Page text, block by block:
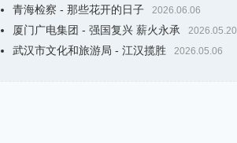
青海检察 - 那些花开的日子 2026.06.06
厦门广电集团 - 强国复兴 薪火永承 2026.05.20
武汉市文化和旅游局 - 江汉揽胜 2026.05.06